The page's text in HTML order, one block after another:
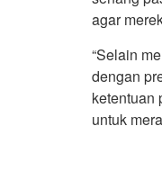
agar
“Selain
dengan
ketentuan
untuk